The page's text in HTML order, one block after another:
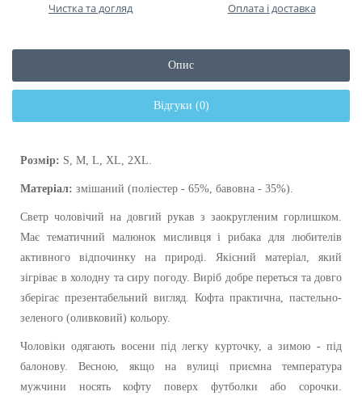
Чистка та догляд Оплата і доставка
Опис
Відгуки (0)
Розмір: S, M, L, XL, 2XL.
Матеріал: змішаний (поліестер - 65%, бавовна - 35%).
Светр чоловічий на довгий рукав з заокругленим горлишком.
Має тематичний малюнок мисливця і рибака для любителів
активного відпочинку на природі. Якісний матеріал, який
зігріває в холодну та сиру погоду. Виріб добре переться та довго
зберігає презентабельний вигляд. Кофта практична, пастельно-
зеленого (оливковий) кольору.
Чоловіки одягають восени під легку курточку, а зимою - під
балонову. Весною, якщо на вулиці приємна температура
мужчини носять кофту поверх футболки або сорочки.